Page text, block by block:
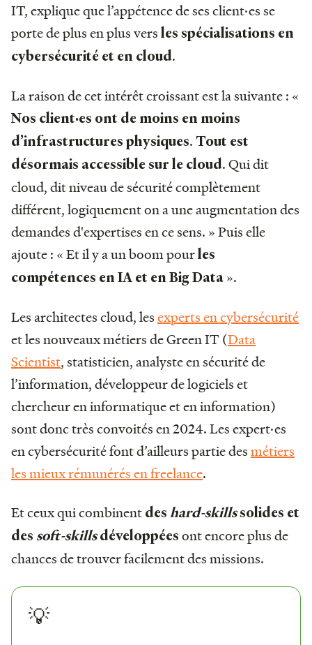
IT, explique que l’appétence de ses client·es se
porte de plus en plus vers les spécialisations en
cybersécurité et en cloud.
La raison de cet intérêt croissant est la suivante : «
Nos client·es ont de moins en moins
d’infrastructures physiques. Tout est
désormais accessible sur le cloud. Qui dit
cloud, dit niveau de sécurité complètement
différent, logiquement on a une augmentation des
demandes d'expertises en ce sens. » Puis elle
ajoute : « Et il y a un boom pourles
compétences en IA et en Big Data ».
Les architectes cloud, lesexperts en cybersécurité
et les nouveaux métiers de Green IT (Data
Scientist, statisticien, analyste en sécurité de
l’information, développeur de logiciels et
chercheur en informatique et en information)
sont donc très convoités en 2024. Les expert·es
en cybersécurité font d’ailleurs partie desmétiers
les mieux rémunérés en freelance.
Et ceux qui combinent des hard-skillssolides et
des soft-skillsdéveloppées ont encore plus de
chances de trouver facilement des missions.
💡